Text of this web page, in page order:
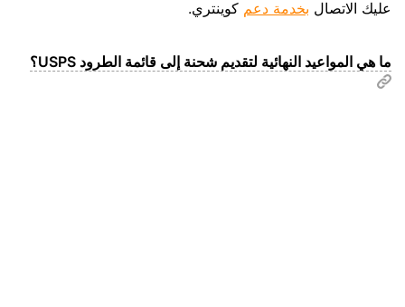
عليك الاتصال بخدمة دعم كوينتري.
ما هي المواعيد النهائية لتقديم شحنة إلى قائمة الطرود USPS؟